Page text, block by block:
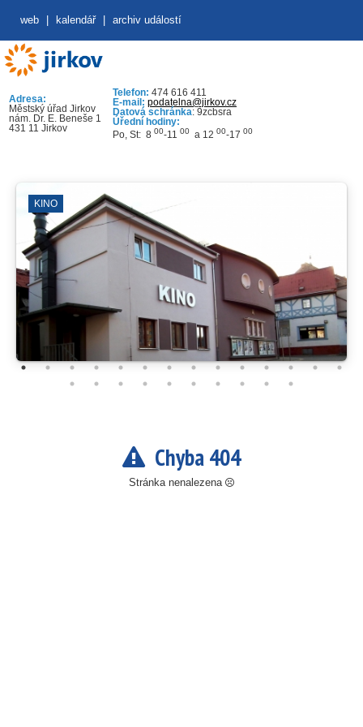
web kalendář archiv událostí
Adresa:
Městský úřad Jirkov
nám. Dr. E. Beneše 1
431 11 Jirkov
Telefon: 474 616 411
E-mail: podatelna@jirkov.cz
Datová schránka: 9zcbsra
Úřední hodiny:
Po, St: 8 00-11 00 a 12 00-17 00
KINO
Chyba 404
Stránka nenalezena